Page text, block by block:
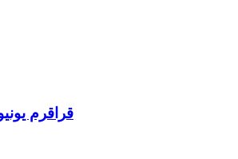
قراقرم یونیورسٹی